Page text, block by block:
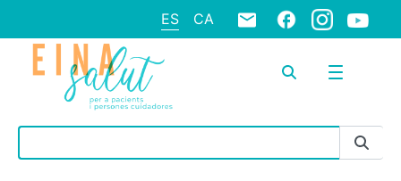
ES CA
Barra de búsqueda